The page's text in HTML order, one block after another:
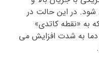
در این حالت در
به «نقطه کاتدی»
به شدت افزایش می